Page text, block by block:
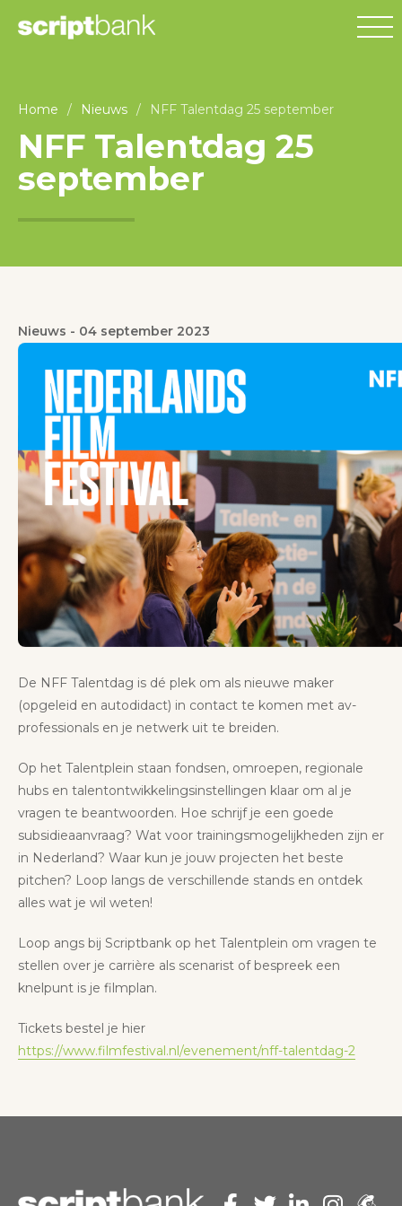
Home / Nieuws / NFF Talentdag 25 september
NFF Talentdag 25
september
Nieuws - 04 september 2023
De NFF Talentdag is dé plek om als nieuwe maker
(opgeleid en autodidact) in contact te komen met av-
professionals en je netwerk uit te breiden.
Op het Talentplein staan fondsen, omroepen, regionale
hubs en talentontwikkelingsinstellingen klaar om al je
vragen te beantwoorden. Hoe schrijf je een goede
subsidieaanvraag? Wat voor trainingsmogelijkheden zijn er
in Nederland? Waar kun je jouw projecten het beste
pitchen? Loop langs de verschillende stands en ontdek
alles wat je wil weten!
Loop angs bij Scriptbank op het Talentplein om vragen te
stellen over je carrière als scenarist of bespreek een
knelpunt is je filmplan.
Tickets bestel je hier
https://www.filmfestival.nl/evenement/nff-talentdag-2